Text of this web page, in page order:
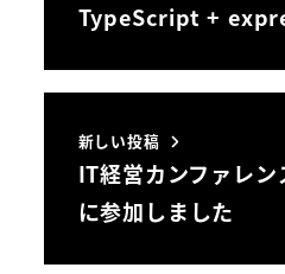
TypeScript +
新しい投稿
IT経営カンファレ
に参加しました